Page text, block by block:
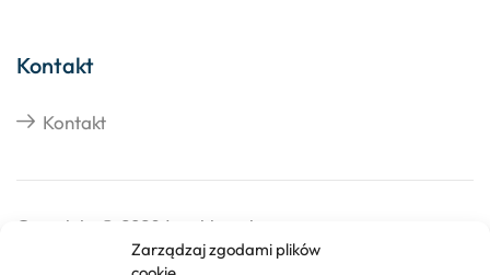
Zarządzaj zgodami plików
Kontakt
Kontakt
Copyright © 2026 Izosklep.pl